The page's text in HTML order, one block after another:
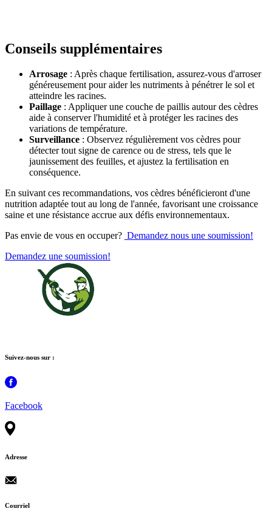
Conseils supplémentaires
Arrosage : Après chaque fertilisation, assurez-vous d'arroser
généreusement pour aider les nutriments à pénétrer le sol et
atteindre les racines.
Paillage : Appliquer une couche de paillis autour des cèdres
aide à conserver l'humidité et à protéger les racines des
variations de température.
Surveillance : Observez régulièrement vos cèdres pour
détecter tout signe de carence ou de stress, tels que le
jaunissement des feuilles, et ajustez la fertilisation en
conséquence.
En suivant ces recommandations, vos cèdres bénéficieront d'une
nutrition adaptée tout au long de l'année, favorisant une croissance
saine et une résistance accrue aux défis environnementaux.
Pas envie de vous en occuper? Demandez nous une soumission!
Demandez une soumission!
Suivez-nous sur :
Facebook
Adresse
Courriel